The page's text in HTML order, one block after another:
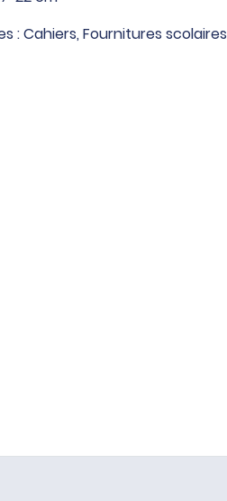
:Cahiers, Fournitures scolaires